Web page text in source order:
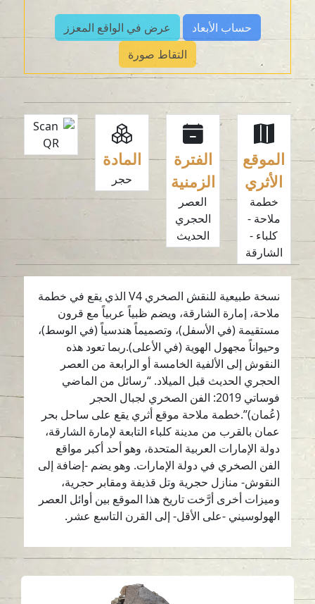
حساب الأبعاد
عرض في الواقع المعزز
التقاط صورة
الموقع
الأثري
خطمة
ملاحة -
كلباء -
الشارقة
الفترة
الزمنية
العصر
الحجري
الحديث
المادة
حجر
نسخة طبيعية للنقش الصخري V4 الذي يقع في خطمة
ملاحة، إمارة الشارقة، ويضم ظبياً عربياً مع قرون
مستقيمة (في الأسفل)، وتصميماً هندسياً (في الوسط)،
وحيواناً مجهول الهوية (في الأعلى).ربما تعود هذه
النقوش إلى الألفية الخامسة أو الرابعة من العصر
الحجري الحديث قبل الميلاد. “رسائل من الماضي
فوساتي 2019: الفن الصخري لجبال الحجر
(عُمان)”.خطمة ملاحة موقع أثري يقع على ساحل بحر
عمان بالقرب من مدينة كلباء التابعة لإمارة الشارقة،
دولة الإمارات العربية المتحدة، وهو أحد أكبر مواقع
الفن الصخري في دولة الإمارات. وهو يضم -إضافة إلى
النقوش- منازل حجرية وتل قذيفة ومقابر حجرية،
وميزات أخرى أرَّخت تاريخ هذا الموقع بين أوائل العصر
الهولوسيني -على الأقل- إلى القرن التاسع عشر.